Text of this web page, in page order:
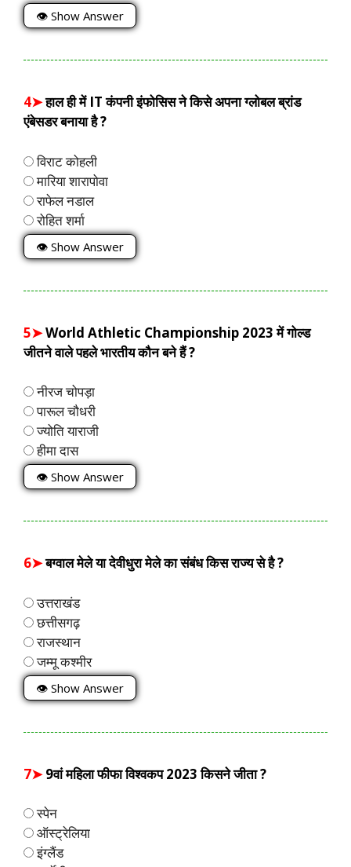
👁 Show Answer
4➤हाल ही में IT कंपनी इंफोसिस ने किसे अपना ग्लोबल ब्रांड
एंबेसडर बनाया है ?
विराट कोहली
मारिया शारापोवा
राफेल नडाल
रोहित शर्मा
👁 Show Answer
5➤World Athletic Championship 2023 में गोल्ड
जीतने वाले पहले भारतीय कौन बने हैं ?
नीरज चोपड़ा
पारूल चौधरी
ज्योति याराजी
हीमा दास
👁 Show Answer
6➤बग्वाल मेले या देवीधुरा मेले का संबंध किस राज्य से है ?
उत्तराखंड
छत्तीसगढ़
राजस्थान
जम्मू कश्मीर
👁 Show Answer
7➤9वां महिला फीफा विश्वकप 2023 किसने जीता ?
स्पेन
ऑस्ट्रेलिया
इंग्लैंड